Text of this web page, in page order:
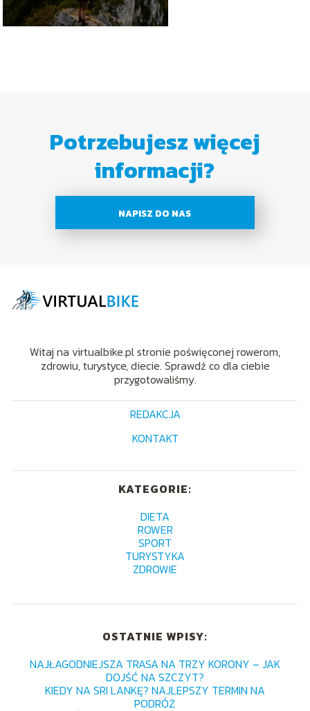
Potrzebujesz więcej
informacji?
NAPISZ DO NAS
Witaj na virtualbike.pl stronie poświęconej rowerom,
zdrowiu, turystyce, diecie. Sprawdź co dla ciebie
przygotowaliśmy.
REDAKCJA
KONTAKT
KATEGORIE:
DIETA
ROWER
SPORT
TURYSTYKA
ZDROWIE
OSTATNIE WPISY:
NAJŁAGODNIEJSZA TRASA NA TRZY KORONY – JAK
DOJŚĆ NA SZCZYT?
KIEDY NA SRI LANKĘ? NAJLEPSZY TERMIN NA
PODRÓŻ